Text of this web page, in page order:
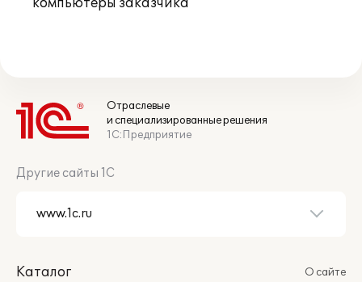
компьютеры заказчика
Отраслевые
и специализированные решения
1С:Предприятие
Другие сайты 1С
Каталог
О сайте